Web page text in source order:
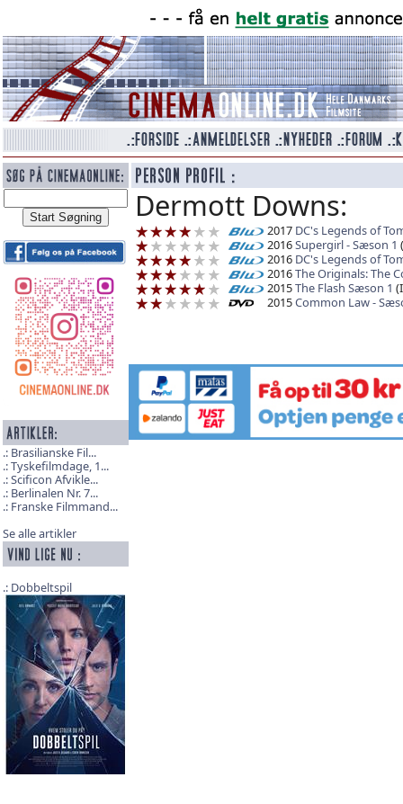
Brasilianske Fil...
Tyskefilmdage, 1...
Scificon Afvikle...
Berlinalen Nr. 7...
Franske Filmmand...
Se alle artikler
Dobbeltspil
Dermott Downs:
2017 DC's Legends of
2016Supergirl - Sæson 1
2016 DC's Legends of
2016The Originals: The
2015The Flash Sæson 1
2015Common Law -